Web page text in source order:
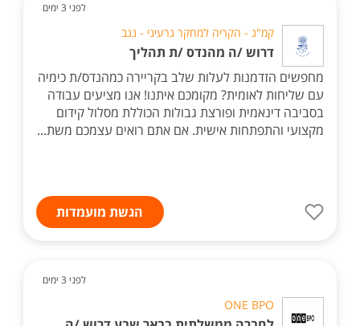
לפני 3 ימים
קמ"ג - הקריה למחקר גרעיני - נגב
דרוש /ה מהנדס /ת תהליך
מחפשים הזדמנות לעלות שלב בקריירה כמהנדס/ת כימיה
עם שליחות לאומית? מקומכם איתנו! אנו מציעים עבודה
בסביבה דינאמית ופורצת גבולות הכוללת מסלול קידום
מקצועי והתפתחות אישית. אם אתם רואים עצמכם משת...
הגשת מועמדות
לפני 3 ימים
ONE BPO